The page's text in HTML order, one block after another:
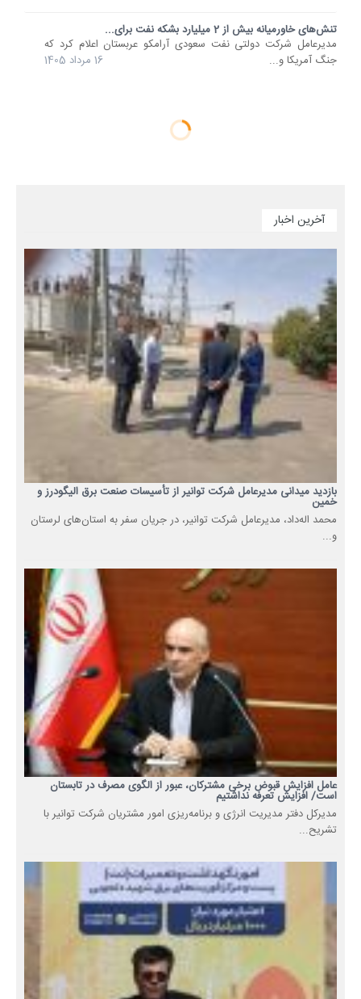
تنش‌های خاورمیانه بیش از 2 میلیارد بشکه نفت برای...
مدیرعامل شرکت دولتی نفت سعودی آرامکو عربستان اعلام کرد که
جنگ آمریکا و...
16 مرداد 1405
آخرین اخبار
بازدید میدانی مدیرعامل شرکت توانیر از تأسیسات صنعت برق الیگودرز و
خمین
محمد اله‌داد، مدیرعامل شرکت توانیر، در جریان سفر به استان‌های لرستان
و...
عامل افزایش قبوض برخی مشترکان، عبور از الگوی مصرف در تابستان
است/ افزایش تعرفه نداشتیم
مدیرکل دفتر مدیریت انرژی و برنامه‌ریزی امور مشتریان شرکت توانیر با
تشریح...